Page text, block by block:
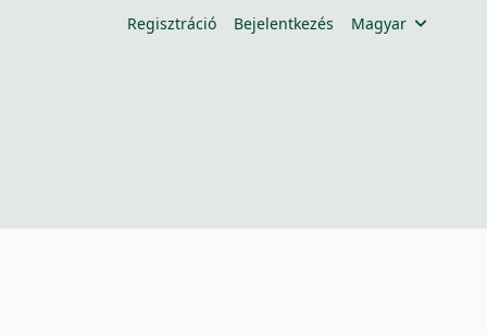
Regisztráció Bejelentkezés Magyar